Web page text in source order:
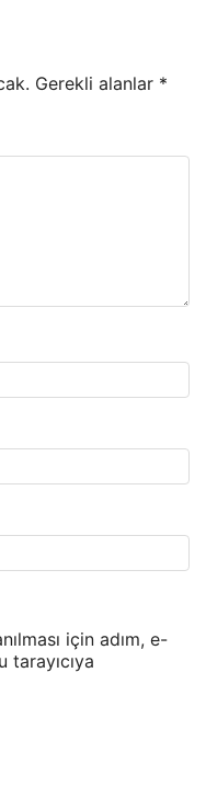
Gerekli alanlar *
için adım, e-